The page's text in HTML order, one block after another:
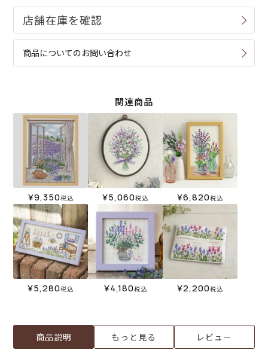
商品についてのお問い合わせ
関連商品
¥9,350税込 ¥5,060税込 ¥6,820税込
¥5,280税込 ¥4,180税込 ¥2,200税込
商品説明 もっと見る レビュー